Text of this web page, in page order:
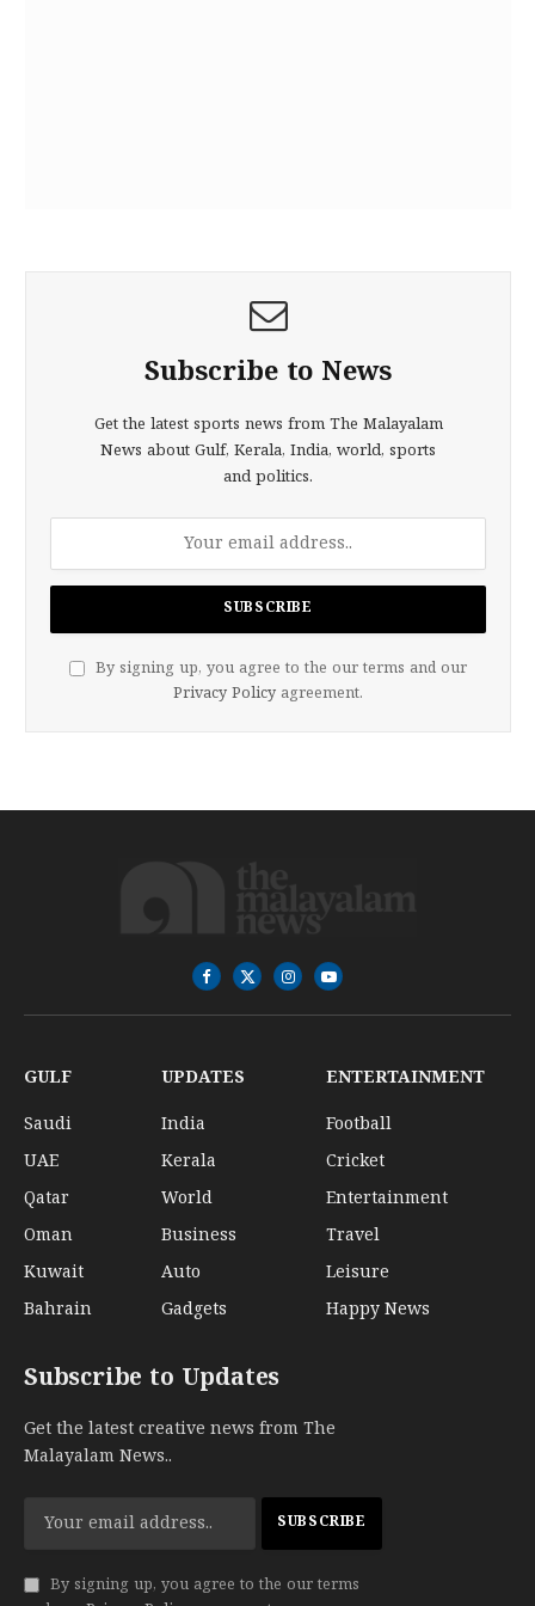
Subscribe to News
Get the latest sports news from The Malayalam
News about Gulf, Kerala, India, world, sports
and politics.
By signing up, you agree to the our terms and our
Privacy Policy agreement.
Facebook
X
(Twitter)
InstagramYouTube
GULF
Saudi
UAE
Qatar
Oman
Kuwait
Bahrain
UPDATES
India
Kerala
World
Business
Auto
Gadgets
ENTERTAINMENT
Football
Cricket
Entertainment
Travel
Leisure
Happy News
Subscribe to Updates
Get the latest creative news from The
Malayalam News..
By signing up, you agree to the our terms